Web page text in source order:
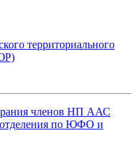
территориального
членов НП ААС
отделения по ЮФО и